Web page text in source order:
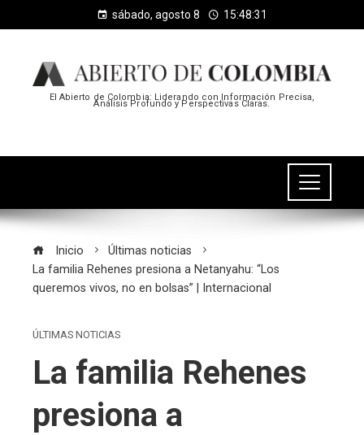
sábado, agosto 8 15:48:32
El Abierto de Colombia: Liderando con Información Precisa,
Análisis Profundo y Perspectivas Claras.
Inicio
Últimas noticias
La familia Rehenes presiona a Netanyahu: “Los
queremos vivos, no en bolsas” | Internacional
ÚLTIMAS NOTICIAS
La familia Rehenes
presiona a